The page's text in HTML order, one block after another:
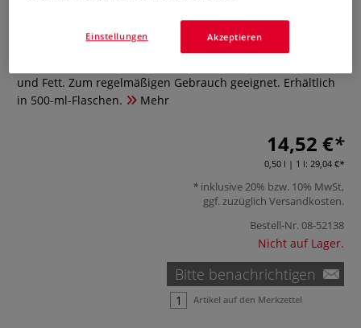
0 Bewertungen
Der Specksteinreiniger LITHOFIN® MN Easy-Clean schützt
und Fett. Zum regelmäßigen Gebrauch geeignet. Erhältlich
in 500-ml-Flaschen.
Mehr
14,52 €
0,50 l | 1 l: 29,04 €
inklusive 20% bzw. 10% MwSt,
ggf. zuzüglich Versandkosten.
Bestell-Nr.08-52138
Nicht auf Lager.
Bitte benachrichtigen
Artikel auf den Merkzettel
Akzeptieren
Einstellungen